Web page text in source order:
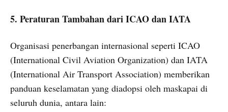
5. Peraturan Tambahan dari ICAO dan IATA
Organisasi penerbangan internasional seperti ICAO
(International Civil Aviation Organization) dan IATA
(International Air Transport Association) memberikan
panduan keselamatan yang diadopsi oleh maskapai di
seluruh dunia, antara lain: